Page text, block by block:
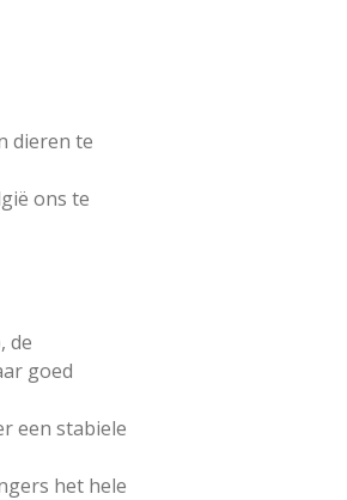
dieren te
ons te
de
goed
een stabiele
het hele